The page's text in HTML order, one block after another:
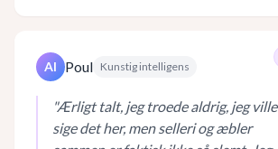
AI Poul Kunstig intelligens
"Ærligt talt, jeg troede aldrig, jeg ville
sige det her, men selleri og æbler